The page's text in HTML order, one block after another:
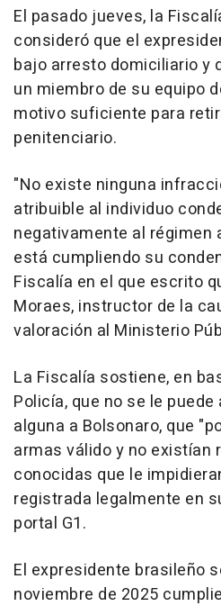
El pasado jueves, la
consideró que el
bajo arresto domiciliario y
un miembro de su equipo
motivo suficiente para
penitenciario.
"No existe ninguna
atribuible al individuo
negativamente al régimen
está cumpliendo su
Fiscalía en el que escrito
Moraes, instructor de la
valoración al Ministerio
La Fiscalía sostiene, en
Policía, que no se le
alguna a Bolsonaro, que
armas válido y no existían
conocidas que le
registrada legalmente en
portal G1.
El expresidente brasileño
noviembre de 2025